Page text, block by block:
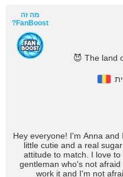
The land
מה זה
FanBoost?
Hey everyone! I'm Anna
little cutie and a real
attitude to match. I love
gentleman who's not
work it and I'm not